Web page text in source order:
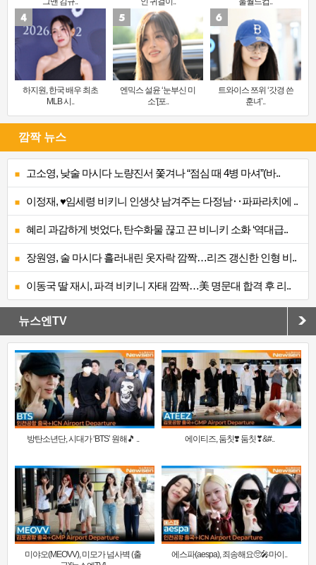
하지원, 한국 배우 최초
MLB 시..
엔믹스 설윤 ‘눈부신 미
소’[포..
트와이스 쯔위 ‘갓경 쓴
훈녀’..
깜짝 뉴스
고소영, 낮술 마시다 노량진서 쫓겨나 “점심 때 4병 마셔”(바..
이정재, ♥임세령 비키니 인생샷 남겨주는 다정남‥파파라치에 ..
혜리 과감하게 벗었다, 탄수화물 끊고 끈 비니키 소화 ‘역대급..
장원영, 술 마시다 흘러내린 옷자락 깜짝…리즈 갱신한 인형 비..
이동국 딸 재시, 파격 비키니 자태 깜짝…美 명문대 합격 후 리..
뉴스엔TV
방탄소년단, 시대가 ‘BTS’ 원해🎵 .. 에이티즈, 둠칫❣️ 둠칫❣&#..
미야오(MEOVV), 미모가 넘사벽 (출
에스파(aespa), 죄송해요🥺🎤마이..